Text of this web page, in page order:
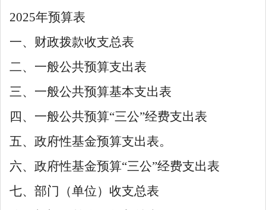
2025年预算表
一、财政拨款收支总表
二、一般公共预算支出表
三、一般公共预算基本支出表
四、一般公共预算“三公”经费支出表
五、政府性基金预算支出表。
六、政府性基金预算“三公”经费支出表
七、部门（单位）收支总表